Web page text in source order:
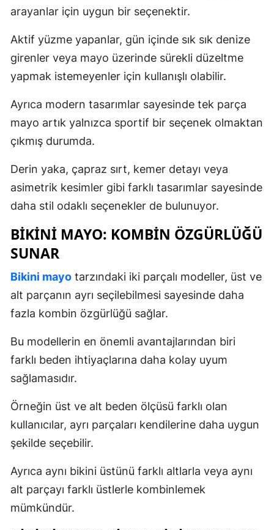
arayanlar için uygun bir seçenektir.
Aktif yüzme yapanlar, gün içinde sık sık denize
girenler veya mayo üzerinde sürekli düzeltme
yapmak istemeyenler için kullanışlı olabilir.
Ayrıca modern tasarımlar sayesinde tek parça
mayo artık yalnızca sportif bir seçenek olmaktan
çıkmış durumda.
Derin yaka, çapraz sırt, kemer detayı veya
asimetrik kesimler gibi farklı tasarımlar sayesinde
daha stil odaklı seçenekler de bulunuyor.
BIKINI MAYO: KOMBIN ÖZGÜRLÜĞÜ
SUNAR
Bikini mayo tarzındaki iki parçalı modeller, üst ve
alt parçanın ayrı seçilebilmesi sayesinde daha
fazla kombin özgürlüğü sağlar.
Bu modellerin en önemli avantajlarından biri
farklı beden ihtiyaçlarına daha kolay uyum
sağlamasıdır.
Örneğin üst ve alt beden ölçüsü farklı olan
kullanıcılar, ayrı parçaları kendilerine daha uygun
şekilde seçebilir.
Ayrıca aynı bikini üstünü farklı altlarla veya aynı
alt parçayı farklı üstlerle kombinlemek
mümkündür.